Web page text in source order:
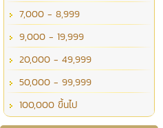
7,000 - 8,999
9,000 - 19,999
20,000 - 49,999
50,000 - 99,999
100,000 ขึ้นไป